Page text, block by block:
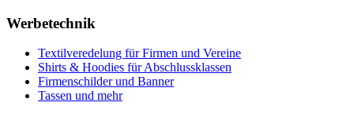
Werbetechnik
Textilveredelung für Firmen und Vereine
Shirts & Hoodies für Abschlussklassen
Firmenschilder und Banner
Tassen und mehr